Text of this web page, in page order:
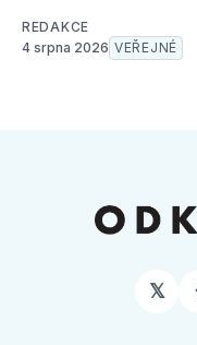
REDAKCE
4 srpna 2026 VEŘEJNÉ
𝕏